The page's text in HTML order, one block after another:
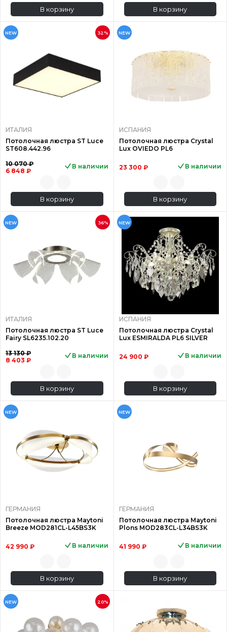
В корзину В корзину
NEW 32%
ИТАЛИЯ
Потолочная люстра ST Luce
ST608.442.96
10 070 ₽
6 848 ₽
В наличии
В корзину
NEW
ИСПАНИЯ
Потолочная люстра Crystal
Lux OVIEDO PL6
23 300 ₽ В наличии
В корзину
NEW 36%
ИТАЛИЯ
Потолочная люстра ST Luce
Fairy SL6235.102.20
13 130 ₽
8 403 ₽
В наличии
В корзину
NEW
ИСПАНИЯ
Потолочная люстра Crystal
Lux ESMIRALDA PL6 SILVER
24 900 ₽ В наличии
В корзину
NEW
ГЕРМАНИЯ
Потолочная люстра Maytoni
Breeze MOD281CL-L45BS3K
42 990 ₽ В наличии
В корзину
NEW
ГЕРМАНИЯ
Потолочная люстра Maytoni
Plons MOD283CL-L34BS3K
41 990 ₽ В наличии
В корзину
NEW 20%